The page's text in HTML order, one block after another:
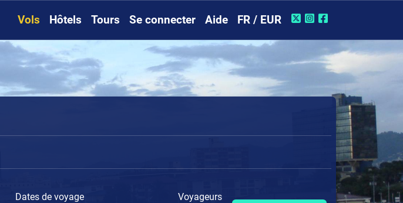
Vols Hôtels Tours Se connecter Aide FR / EUR
Dates de voyage
Voyageurs